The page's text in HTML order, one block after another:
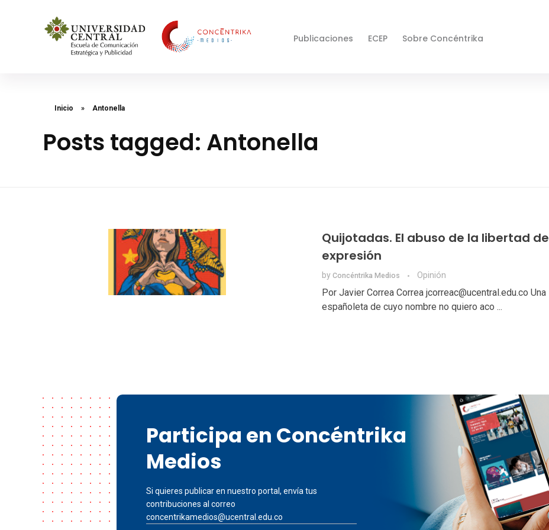
Publicaciones ECEP Sobre Concéntrika
Inicio » Antonella
Posts tagged: Antonella
Quijotadas. El abuso de la libertad de
expresión
by Concéntrika Medios Opinión
Por Javier Correa Correa jcorreac@ucentral.edu.co Una
españoleta de cuyo nombre no quiero aco ...
Participa en Concéntrika
Medios
Si quieres publicar en nuestro portal, envía tus
contribuciones al correo
concentrikamedios@ucentral.edu.co